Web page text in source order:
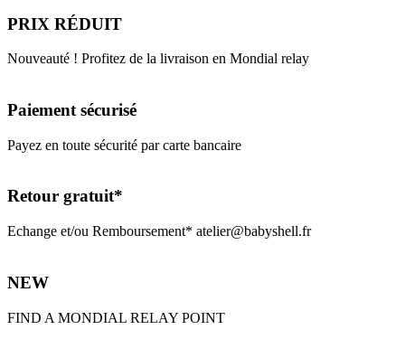
PRIX RÉDUIT
Nouveauté ! Profitez de la livraison en Mondial relay
Paiement sécurisé
Payez en toute sécurité par carte bancaire
Retour gratuit*
Echange et/ou Remboursement* atelier@babyshell.fr
NEW
FIND A MONDIAL RELAY POINT